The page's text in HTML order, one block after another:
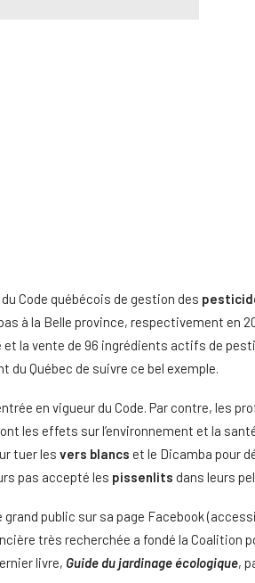
Code québécois de gestion des
à la Belle province, respectivement en
et la vente de 96 ingrédients actifs de
du Québec de suivre ce bel exemple.
en vigueur du Code. Par contre, les
les effets sur l’environnement et la
tuer les vers blancs et le Dicamba pour
pas accepté les pissenlits dans leurs
public sur sa page Facebook
très recherchée a fondé la Coalition
livre, Guide du jardinage écologique,